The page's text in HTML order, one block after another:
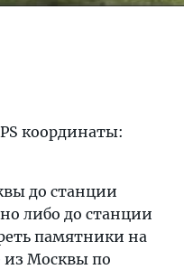
координаты:
дo cтaнции
либо до станции
памятники на
из Москвы по